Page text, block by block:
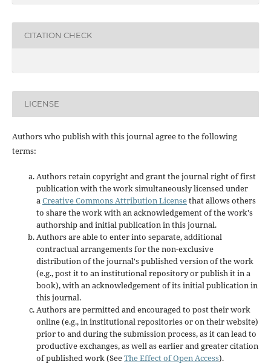
CITATION CHECK
LICENSE
Authors who publish with this journal agree to the following
terms:
Authors retain copyright and grant the journal right of first
publication with the work simultaneously licensed under
aCreative Commons Attribution Licensethat allows others
to share the work with an acknowledgement of the work's
authorship and initial publication in this journal.
Authors are able to enter into separate, additional
contractual arrangements for the non-exclusive
distribution of the journal's published version of the work
(e.g., post it to an institutional repository or publish it in a
book), with an acknowledgement of its initial publication in
this journal.
Authors are permitted and encouraged to post their work
online (e.g., in institutional repositories or on their website)
prior to and during the submission process, as it can lead to
productive exchanges, as well as earlier and greater citation
of published work (SeeThe Effect of Open Access).